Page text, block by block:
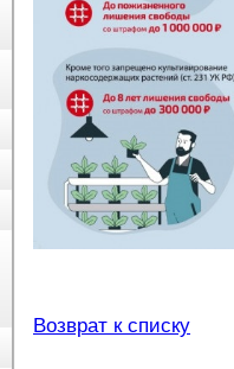
Возврат к списку